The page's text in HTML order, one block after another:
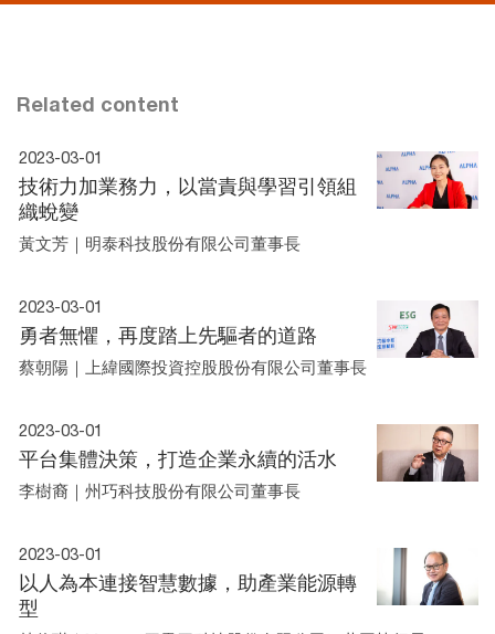
Related content
2023-03-01
技術力加業務力，以當責與學習引領組
織蛻變
黃文芳｜明泰科技股份有限公司董事長
2023-03-01
勇者無懼，再度踏上先驅者的道路
蔡朝陽｜上緯國際投資控股股份有限公司董事長
2023-03-01
平台集體決策，打造企業永續的活水
李樹裔｜州巧科技股份有限公司董事長
2023-03-01
以人為本連接智慧數據，助產業能源轉
型